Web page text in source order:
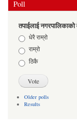
Poll
तपाईलाई
Choicesधेरै राम्रो
राम्रो
ठिकै
Older polls
Results